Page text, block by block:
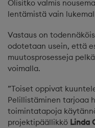
Olisitko valmis
lentämistä vain
Vastaus on
odotetaan usein, että
muutosprosesseja
voimalla.
”Toiset oppivat
Pelillistäminen tarjoaa
toimintatapoja
projektipäällikkö Linda